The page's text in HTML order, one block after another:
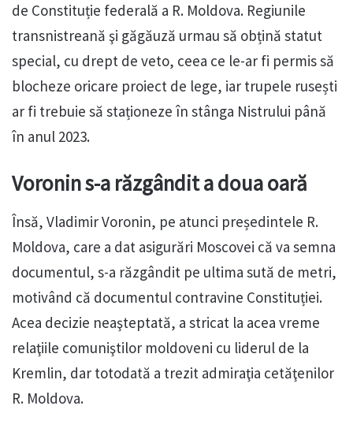
de Constituție federală a R. Moldova. Regiunile
transnistreană şi găgăuză urmau să obțină statut
special, cu drept de veto, ceea ce le-ar fi permis să
blocheze oricare proiect de lege, iar trupele rusești
ar fi trebuie să staționeze în stânga Nistrului până
în anul 2023.
Voronin s-a răzgândit a doua oară
Însă, Vladimir Voronin, pe atunci președintele R.
Moldova, care a dat asigurări Moscovei că va semna
documentul, s-a răzgândit pe ultima sută de metri,
motivând că documentul contravine Constituției.
Acea decizie neaşteptată, a stricat la acea vreme
relaţiile comuniştilor moldoveni cu liderul de la
Kremlin, dar totodată a trezit admiraţia cetăţenilor
R. Moldova.